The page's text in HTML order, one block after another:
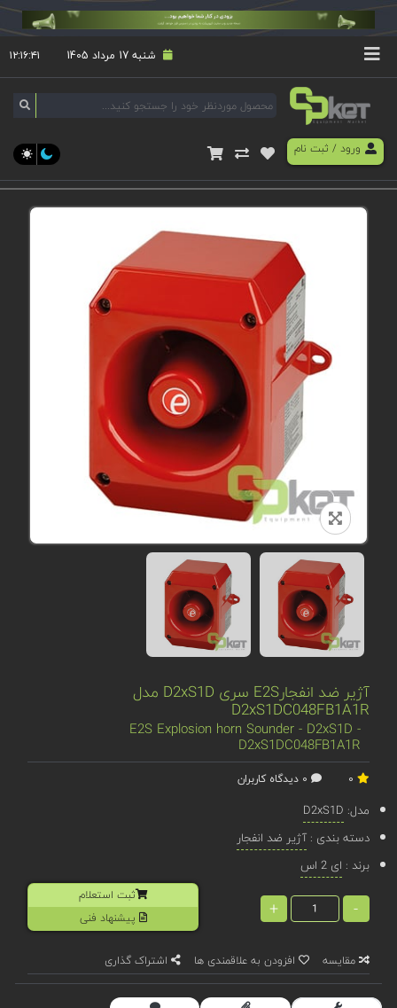
شنبه 17 مرداد 1405 ۱۲:۱۶:۴۲
ورود/ ثبت نام
آژیر ضد انفجارE2S سری D2xS1D مدل
D2xS1DC048FB1A1R
E2S Explosion horn Sounder - D2xS1D -
D2xS1DC048FB1A1R
مدل: D2xS1D
دسته بندی :آژیر ضد انفجار
برند : ای 2 اس
-
+
ثبت استعلام
پیشنهاد فنی
مقایسه افزودن به علاقمندی ها اشتراک گذاری